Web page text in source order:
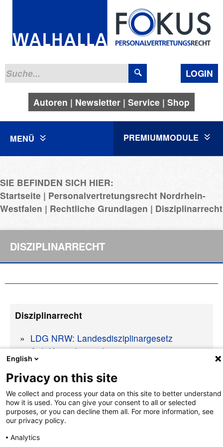
LOGIN
Autoren Newsletter Service Shop
MENÜ PREMIUMMODULE
SIE BEFINDEN SICH HIER:
Startseite
Personalvertretungsrecht Nordrhein-
Westfalen
Rechtliche Grundlagen Disziplinarrecht
DISZIPLINARRECHT
Disziplinarrecht
LDG NRW: Landesdisziplinargesetz
Anti-Korruptionserlass
nach oben
English
Privacy on this site
We collect and process your data on this site to better understand
how it is used. You can give your consent to all or selected
purposes, or you can decline them all. For more information, see
our privacy policy.
Analytics